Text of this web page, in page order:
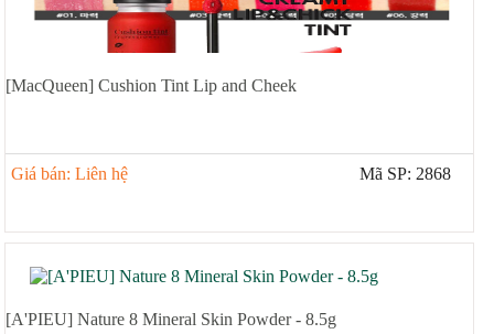
Xịt khoáng
Sữa rửa mặt | Tẩy trang | Lột mụn
Nước hoa hồng | Toner
Kit | Samples các loại
Giảm cân | Tăng cân
[MacQueen] Cushion Tint Lip and Cheek
Giá bán: Liên hệ Mã SP: 2868
[A'PIEU] Nature 8 Mineral Skin Powder - 8.5g